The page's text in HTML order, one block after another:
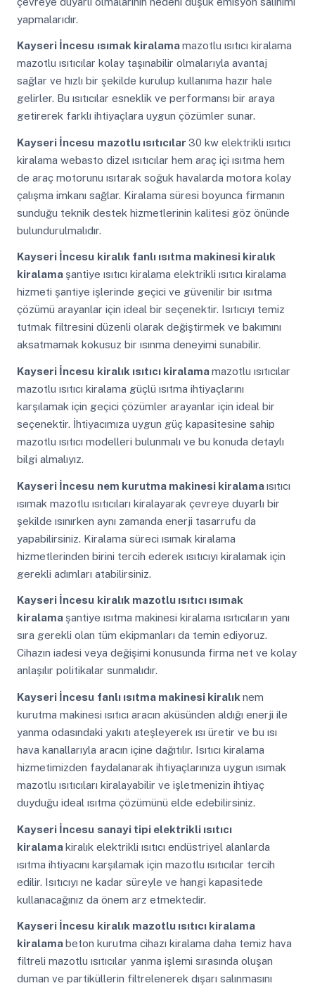
yapmalarıdır.
Kayseri İncesu ısımak kiralamamazotlu ısıtıcı kiralama
mazotlu ısıtıcılar kolay taşınabilir olmalarıyla avantaj
sağlar ve hızlı bir şekilde kurulup kullanıma hazır hale
gelirler. Bu ısıtıcılar esneklik ve performansı bir araya
getirerek farklı ihtiyaçlara uygun çözümler sunar.
Kayseri İncesu mazotlu ısıtıcılar 30 kw elektrikli ısıtıcı
kiralama webasto dizel ısıtıcılar hem araç içi ısıtma hem
de araç motorunu ısıtarak soğuk havalarda motora kolay
çalışma imkanı sağlar. Kiralama süresi boyunca firmanın
sunduğu teknik destek hizmetlerinin kalitesi göz önünde
bulundurulmalıdır.
Kayseri İncesu kiralık fanlı ısıtma makinesi kiralık
kiralama şantiye ısıtıcı kiralama elektrikli ısıtıcı kiralama
hizmeti şantiye işlerinde geçici ve güvenilir bir ısıtma
çözümü arayanlar için ideal bir seçenektir. Isıtıcıyı temiz
tutmak filtresini düzenli olarak değiştirmek ve bakımını
aksatmamak kokusuz bir ısınma deneyimi sunabilir.
Kayseri İncesu kiralık ısıtıcı kiralamamazotlu ısıtıcılar
mazotlu ısıtıcı kiralama güçlü ısıtma ihtiyaçlarını
karşılamak için geçici çözümler arayanlar için ideal bir
seçenektir. İhtiyacımıza uygun güç kapasitesine sahip
mazotlu ısıtıcı modelleri bulunmalı ve bu konuda detaylı
bilgi almalıyız.
Kayseri İncesu nem kurutma makinesi kiralamaısıtıcı
ısımak mazotlu ısıtıcıları kiralayarak çevreye duyarlı bir
şekilde ısınırken aynı zamanda enerji tasarrufu da
yapabilirsiniz. Kiralama süreci ısımak kiralama
hizmetlerinden birini tercih ederek ısıtıcıyı kiralamak için
gerekli adımları atabilirsiniz.
Kayseri İncesu kiralık mazotlu ısıtıcı ısımak
kiralama şantiye ısıtma makinesi kiralama ısıtıcıların yanı
sıra gerekli olan tüm ekipmanları da temin ediyoruz.
Cihazın iadesi veya değişimi konusunda firma net ve kolay
anlaşılır politikalar sunmalıdır.
Kayseri İncesu fanlı ısıtma makinesi kiralık nem
kurutma makinesi ısıtıcı aracın aküsünden aldığı enerji ile
yanma odasındaki yakıtı ateşleyerek ısı üretir ve bu ısı
hava kanallarıyla aracın içine dağıtılır. Isıtıcı kiralama
hizmetimizden faydalanarak ihtiyaçlarınıza uygun ısımak
mazotlu ısıtıcıları kiralayabilir ve işletmenizin ihtiyaç
duyduğu ideal ısıtma çözümünü elde edebilirsiniz.
Kayseri İncesu sanayi tipi elektrikli ısıtıcı
kiralamakiralık elektrikli ısıtıcı endüstriyel alanlarda
ısıtma ihtiyacını karşılamak için mazotlu ısıtıcılar tercih
edilir. Isıtıcıyı ne kadar süreyle ve hangi kapasitede
kullanacağınız da önem arz etmektedir.
Kayseri İncesu kiralık mazotlu ısıtıcı kiralama
kiralamabeton kurutma cihazı kiralama daha temiz hava
filtreli mazotlu ısıtıcılar yanma işlemi sırasında oluşan
duman ve partiküllerin filtrelenerek dışarı salınmasını